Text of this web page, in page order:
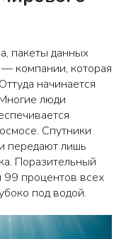
пакеты данных
компании, которая
начинается
люди
Спутники
передают лишь
Поразительный
99 процентов всех
под водой.